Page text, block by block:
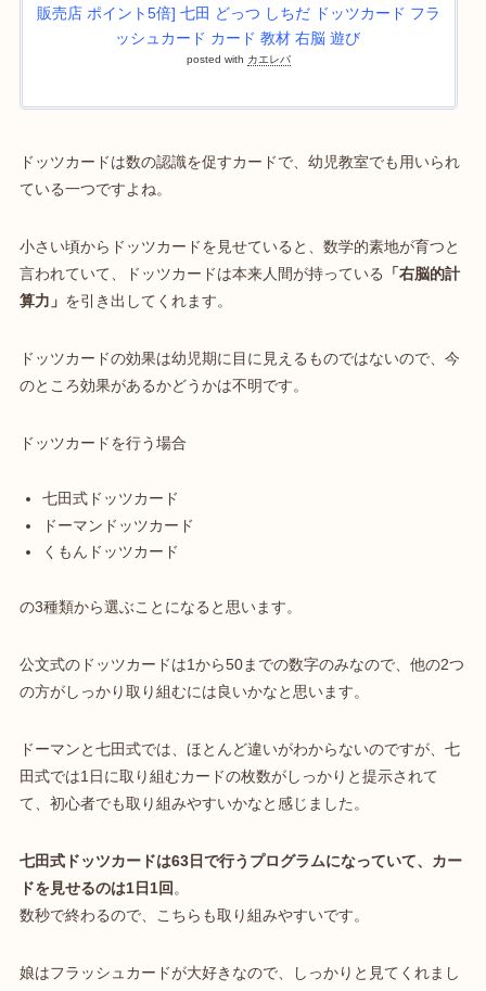
販売店 ポイント5倍] 七田 どっつ しちだ ドッツカード フラ
ッシュカード カード 教材 右脳 遊び
posted with カエレバ
ドッツカードは数の認識を促すカードで、幼児教室でも用いられ
ている一つですよね。
小さい頃からドッツカードを見せていると、数学的素地が育つと
言われていて、ドッツカードは本来人間が持っている
「右脳的計
算力」 を引き出してくれます。
ドッツカードの効果は幼児期に目に見えるものではないので、今
のところ効果があるかどうかは不明です。
ドッツカードを行う場合
七田式ドッツカード
ドーマンドッツカード
くもんドッツカード
の3種類から選ぶことになると思います。
公文式のドッツカードは1から50までの数字のみなので、他の2つ
の方がしっかり取り組むには良いかなと思います。
ドーマンと七田式では、ほとんど違いがわからないのですが、七
田式では1日に取り組むカードの枚数がしっかりと提示されて
て、初心者でも取り組みやすいかなと感じました。
七田式ドッツカードは63日で行うプログラムになっていて、カー
ドを見せるのは1日1回。
数秒で終わるので、こちらも取り組みやすいです。
娘はフラッシュカードが大好きなので、しっかりと見てくれまし